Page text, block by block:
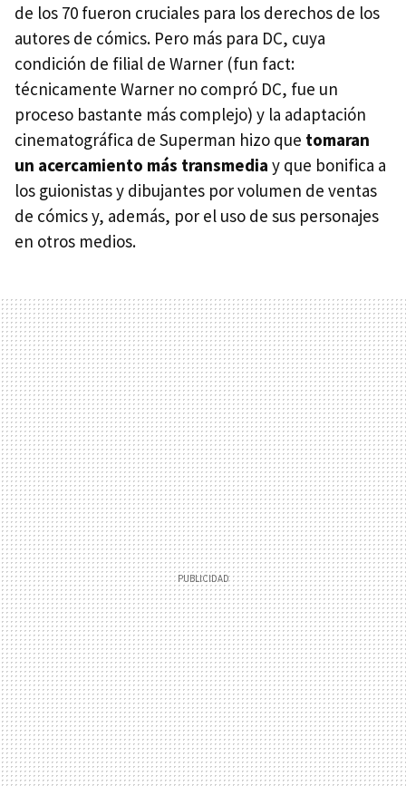
de los 70 fueron cruciales para los derechos de los
autores de cómics. Pero más para DC, cuya
condición de filial de Warner (fun fact:
técnicamente Warner no compró DC, fue un
proceso bastante más complejo) y la adaptación
cinematográfica de Superman hizo que tomaran
un acercamiento más transmedia y que bonifica a
los guionistas y dibujantes por volumen de ventas
de cómics y, además, por el uso de sus personajes
en otros medios.